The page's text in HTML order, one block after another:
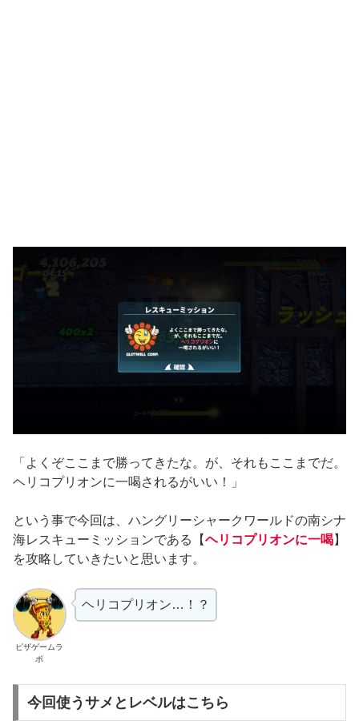
「よくぞここまで勝ってきたな。が、それもここまでだ。
ヘリコプリオンに一喝されるがいい！」
という事で今回は、ハングリーシャークワールドの南シナ
海レスキューミッションである【ヘリコプリオンに一喝】
を攻略していきたいと思います。
ピザゲームラ
ボ
ヘリコプリオン…！？
今回使うサメとレベルはこちら